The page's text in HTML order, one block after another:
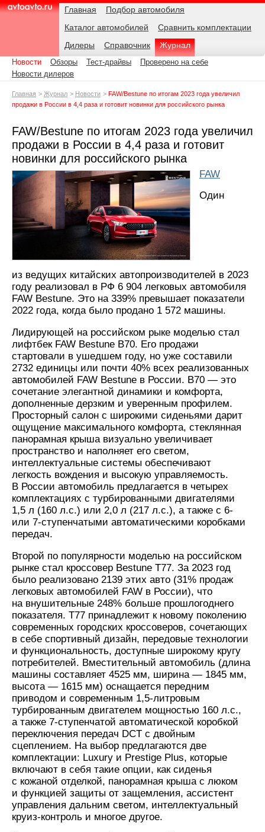
AvtoAvto.ru
Навигация Главная
Подбор автомобиля
Каталог автомобилей
Сравнить комплектации
Дилеры
Справочник Журнал
Подразделы
Новости Обзоры Тест-драйвы
Проверено на себе
Новости дилеров
Родительские
Главная Журнал Новости
FAW/Bestune по итогам 2023 года увеличил
продажи в России в 4,4 раза и готовит новинки для российского рынка
FAW/Bestune по итогам 2023 года увеличил
продажи в России в 4,4 раза и готовит
новинки для российского рынка
FAW
Один
из ведущих китайских автопроизводителей в 2023
году реализовал в РФ 6 904 легковых автомобиля
FAW Bestune. Это на 339% превышает показатели
2022 года, когда было продано 1 572 машины.
Лидирующей на российском рыке моделью стал
лифтбек FAW Bestune B70. Его продажи
стартовали в ушедшем году, но уже составили
2732 единицы или почти 40% всех реализованных
автомобилей FAW Bestune в России. B70 — это
сочетание элегантной динамики и комфорта,
дополненные дерзким и уверенным профилем.
Просторный салон с широкими сиденьями дарит
ощущение максимального комфорта, стеклянная
панорамная крыша визуально увеличивает
пространство и наполняет его светом,
интеллектуальные системы обеспечивают
легкость вождения и высокую управляемость.
В России автомобиль предлагается в четырех
комплектациях с турбированными двигателями
1,5 л (160 л.с.) или 2,0 л (217 л.с.), а также с 6-
или 7-ступенчатыми автоматическими коробками
передач.
Второй по популярности моделью на российском
рынке стал кроссовер Bestune T77. За 2023 год
было реализовано 2139 этих авто (31% продаж
легковых автомобилей FAW в России), что
на внушительные 248% больше прошлогоднего
показателя. T77 принадлежит к новому поколению
современных городских кроссоверов, сочетающих
в себе спортивный дизайн, передовые технологии
и функциональность, доступные широкому кругу
потребителей. Вместительный автомобиль (длина
машины составляет 4525 мм, ширина — 1845 мм,
высота — 1615 мм) оснащается передним
приводом и современным 1,5-литровым
турбированным двигателем мощностью 160 л.с.,
а также 7-ступенчатой автоматической коробкой
переключения передач DCT с двойным
сцеплением. На выбор предлагаются две
комплектации: Luxury и Prestige Plus, которые
включают в себя такие опции, как сиденья
с кожаной отделкой, панорамная крыша с люком
и функцией защиты от защемления, ассистент
управления дальним светом, интеллектуальный
круиз-контроль и многое другое.
Дата: